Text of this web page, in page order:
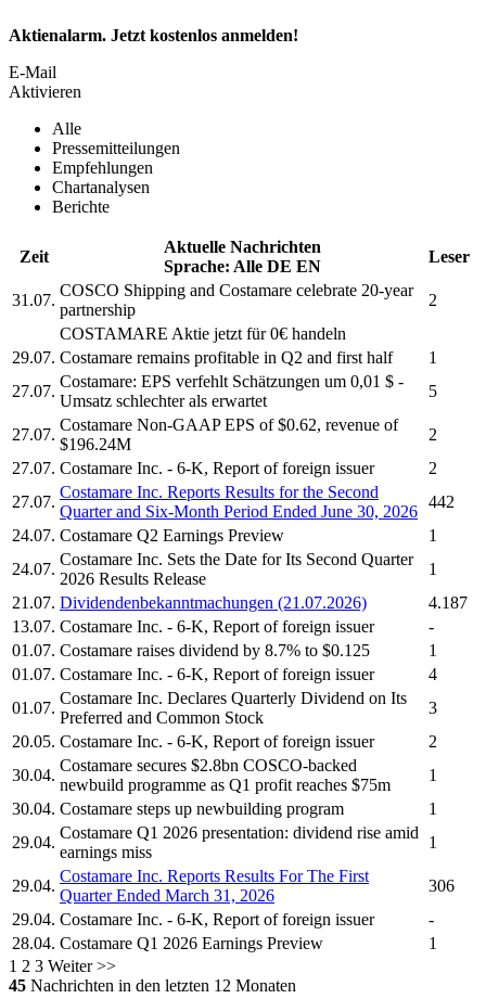
Aktienalarm. Jetzt kostenlos anmelden!
E-Mail
Aktivieren
Alle
Pressemitteilungen
Empfehlungen
Chartanalysen
Berichte
Zeit
Aktuelle Nachrichten
Sprache: Alle DE EN
Leser
31.07.
COSCO Shipping and Costamare celebrate 20-year
partnership
2
COSTAMARE Aktie jetzt für 0€ handeln
29.07. Costamare remains profitable in Q2 and first half
1
27.07.
Costamare: EPS verfehlt Schätzungen um 0,01 $ -
Umsatz schlechter als erwartet
5
27.07.
Costamare Non-GAAP EPS of $0.62, revenue of
$196.24M
2
27.07. Costamare Inc. - 6-K, Report of foreign issuer
2
27.07.
Costamare Inc. Reports Results for the Second
Quarter and Six-Month Period Ended June 30, 2026
442
24.07. Costamare Q2 Earnings Preview
1
24.07.
Costamare Inc. Sets the Date for Its Second Quarter
2026 Results Release
1
21.07. Dividendenbekanntmachungen (21.07.2026)
4.187
13.07. Costamare Inc. - 6-K, Report of foreign issuer
-
01.07. Costamare raises dividend by 8.7% to $0.125
1
01.07. Costamare Inc. - 6-K, Report of foreign issuer
4
01.07.
Costamare Inc. Declares Quarterly Dividend on Its
Preferred and Common Stock
3
20.05. Costamare Inc. - 6-K, Report of foreign issuer
2
30.04.
Costamare secures $2.8bn COSCO-backed
newbuild programme as Q1 profit reaches $75m
1
30.04. Costamare steps up newbuilding program
1
29.04.
Costamare Q1 2026 presentation: dividend rise amid
earnings miss
1
29.04.
Costamare Inc. Reports Results For The First
Quarter Ended March 31, 2026
306
29.04. Costamare Inc. - 6-K, Report of foreign issuer
-
28.04. Costamare Q1 2026 Earnings Preview
1
1 2 3 Weiter >>
45 Nachrichten in den letzten 12 Monaten